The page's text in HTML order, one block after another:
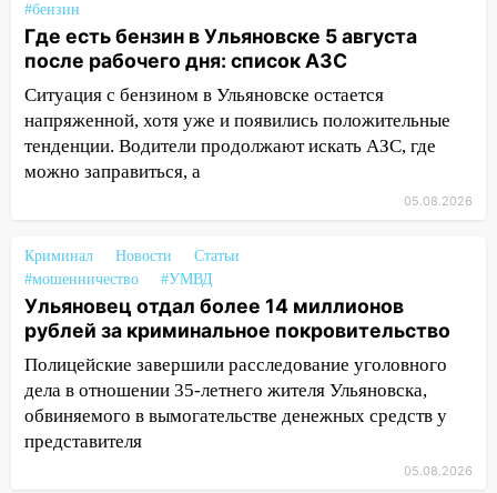
18:14
Ульяновской области
18:00
Мотофристайл, рок и силовой
экстрим: в Ульяновске пройдет
большой фестиваль «Наше время»
17:30
Где есть бензин в Ульяновске 5
августа после рабочего дня: список АЗС
Ульяновске задержали 19-летнюю
сообщницу мошенников
16:12
Едва не перерезал горло: в
знакомым закончились для женщины
больницей
16:06 18-летняя девушка без прав
перевернулась на мопеде и попала в
#бензин
Где есть бензин в Ульяновске 5 августа
после рабочего дня: список АЗС
Ситуация с бензином в Ульяновске остается
напряженной, хотя уже и появились положительные
тенденции. Водители продолжают искать АЗС, где
можно заправиться, а
05.08.2026
Криминал Новости
Статьи
#мошенничество
#УМВД
Ульяновец отдал более 14 миллионов
рублей за криминальное покровительство
Полицейские завершили расследование уголовного
дела в отношении 35-летнего жителя Ульяновска,
обвиняемого в вымогательстве денежных средств у
представителя
05.08.2026